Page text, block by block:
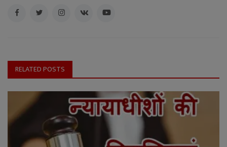
RELATED POSTS